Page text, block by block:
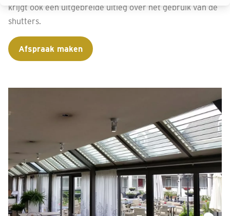
krijgt ook een uitgebreide uitleg over het gebruik van de
shutters.
Afspraak maken